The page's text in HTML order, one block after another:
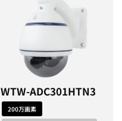
WTW-ADC301HTN3
200万画素